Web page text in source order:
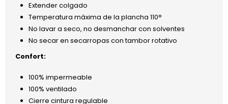
Extender colgado
Temperatura máxima de la plancha 110°
No lavar a seco, no desmanchar con solventes
No secar en secarropas con tambor rotativo
Confort:
100% impermeable
100% ventilado
Cierre cintura regulable